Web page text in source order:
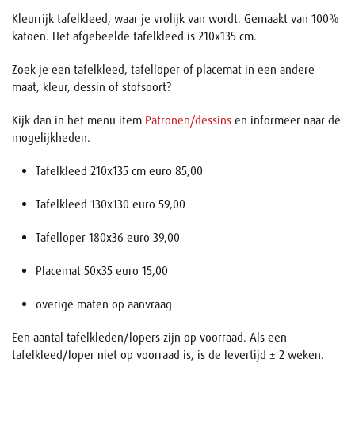
Kleurrijk tafelkleed, waar je vrolijk van wordt. Gemaakt van 100%
katoen. Het afgebeelde tafelkleed is 210x135 cm.
Zoek je een tafelkleed, tafelloper of placemat in een andere
maat, kleur, dessin of stofsoort?
Kijk dan in het menu item Patronen/dessins en informeer naar de
mogelijkheden.
Tafelkleed 210x135 cm euro 85,00
Tafelkleed 130x130 euro 59,00
Tafelloper 180x36 euro 39,00
Placemat 50x35 euro 15,00
overige maten op aanvraag
Een aantal tafelkleden/lopers zijn op voorraad. Als een
tafelkleed/loper niet op voorraad is, is de levertijd ± 2 weken.